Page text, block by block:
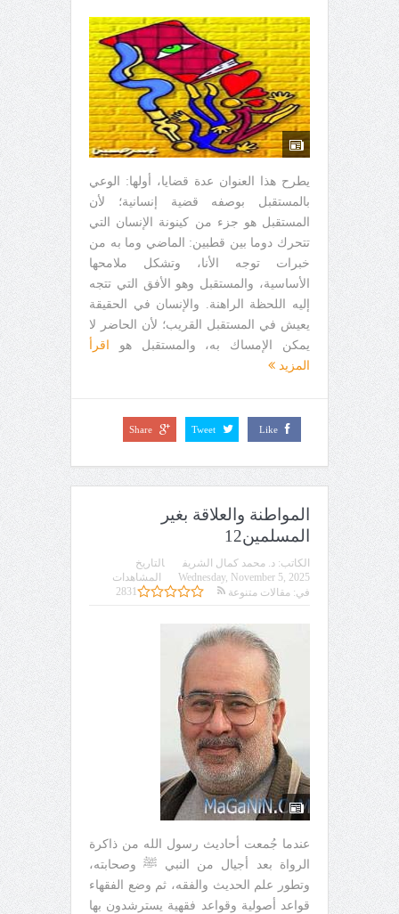
يطرح هذا العنوان عدة قضايا، أولها: الوعي
بالمستقبل بوصفه قضية إنسانية؛ لأن
المستقبل هو جزء من كينونة الإنسان التي
تتحرك دوما بين قطبين: الماضي وما به من
خبرات توجه الأنا، وتشكل ملامحها
الأساسية، والمستقبل وهو الأفق التي تتجه
إليه اللحظة الراهنة. والإنسان في الحقيقة
يعيش في المستقبل القريب؛ لأن الحاضر لا
يمكن الإمساك به، والمستقبل هو
اقرأ
المزيد
Like
Tweet
Share
المواطنة والعلاقة بغير
المسلمين12
الكاتب: د. محمد كمال الشريف
التاريخ
Wednesday, November 5, 2025
في: مقالات متنوعة
المشاهدات
2831
عندما جُمعت أحاديث رسول الله من ذاكرة
الرواة بعد أجيال من النبي ﷺ وصحابته،
وتطور علم الحديث والفقه، ثم وضع الفقهاء
قواعد أصولية وقواعد فقهية يسترشدون بها